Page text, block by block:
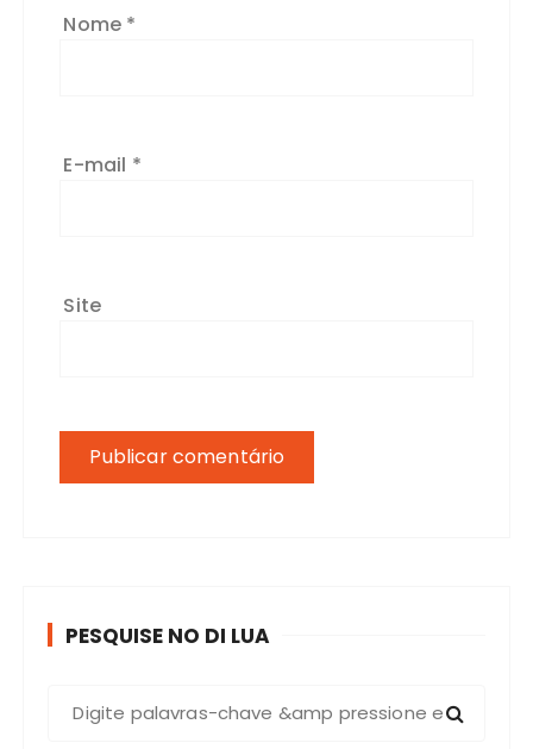
Nome *
E-mail *
Site
PESQUISE NO DI LUA